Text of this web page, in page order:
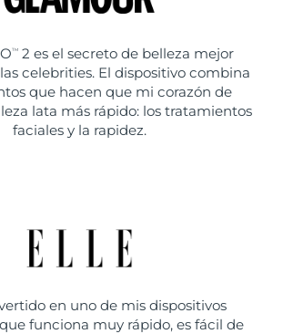
TM
2 es el secreto de belleza mejor
celebrities. El dispositivo combina
que hacen que mi corazón de
lata más rápido: los tratamientos
faciales y la rapidez.
en uno de mis dispositivos
funciona muy rápido, es fácil de